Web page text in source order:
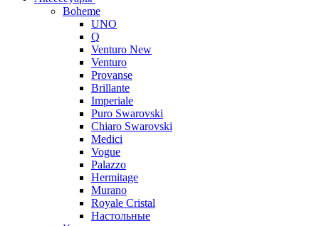
Boheme
UNO
Q
Venturo New
Venturo
Provanse
Brillante
Imperiale
Puro Swarovski
Chiaro Swarovski
Medici
Vogue
Palazzo
Hermitage
Murano
Royale Cristal
Настольные